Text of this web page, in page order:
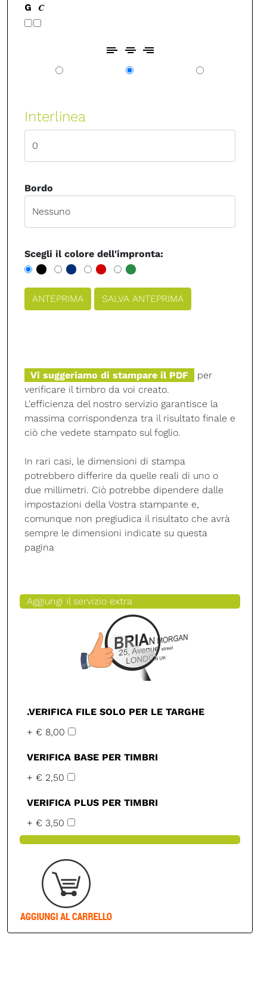
Interlinea
Bordo
Scegli il colore dell'impronta:
Vi suggeriamo di stampare il PDF
per
verificare il timbro da voi creato.
L'efficienza del nostro servizio garantisce la
massima corrispondenza tra il risultato finale e
ciò che vedete stampato sul foglio.
In rari casi, le dimensioni di stampa
potrebbero differire da quelle reali di uno o
due millimetri. Ciò potrebbe dipendere dalle
impostazioni della Vostra stampante e,
comunque non pregiudica il risultato che avrà
sempre le dimensioni indicate su questa
pagina
Aggiungi il servizio extra
.VERIFICA FILE SOLO PER LE TARGHE
+ € 8,00
VERIFICA BASE PER TIMBRI
+ € 2,50
VERIFICA PLUS PER TIMBRI
+ € 3,50